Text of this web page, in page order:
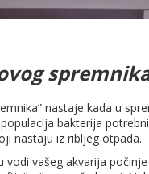
nastaje kada u
bakterija
nastaju iz ribljeg otpada.
vodi vašeg akvarija